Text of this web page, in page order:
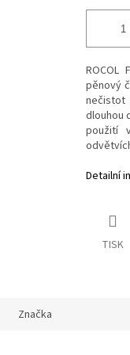
ROCOL
pěnový
nečistot
dlouhou
použití
Detailní
TISK
Značka